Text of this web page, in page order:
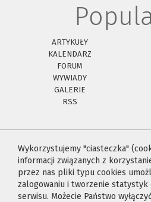
ARTYKUŁY
KALENDARZ
FORUM
WYWIADY
GALERIE
RSS
Wykorzystujemy "ciasteczka"
informacji związanych z
przez nas pliki typu cookies
zalogowaniu i tworzenie
serwisu. Możecie Państwo